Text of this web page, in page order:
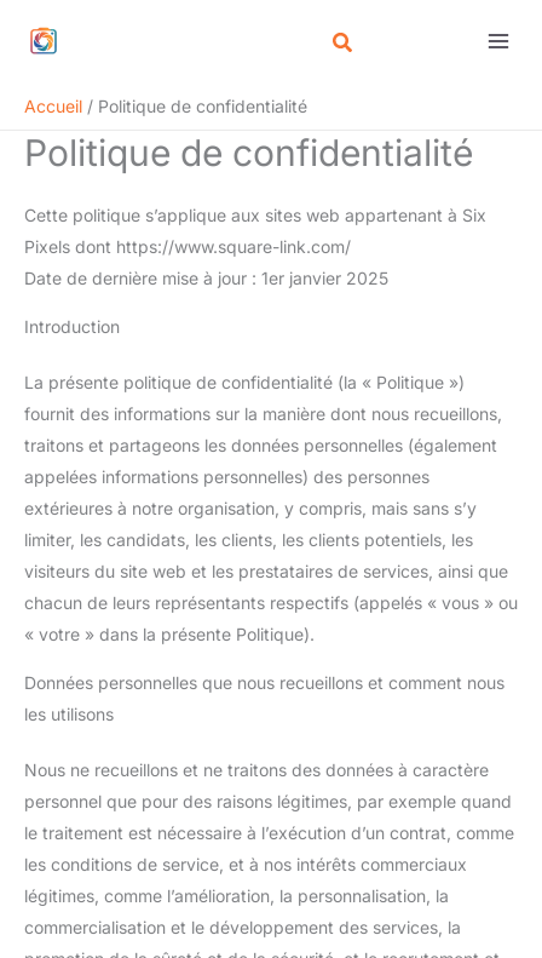
Accueil
Politique de confidentialité
Politique de confidentialité
Cette politique s’applique aux sites web appartenant à Six
Pixels dont https://www.square-link.com/
Date de dernière mise à jour : 1er janvier 2025
Introduction
La présente politique de confidentialité (la « Politique »)
fournit des informations sur la manière dont nous recueillons,
traitons et partageons les données personnelles (également
appelées informations personnelles) des personnes
extérieures à notre organisation, y compris, mais sans s’y
limiter, les candidats, les clients, les clients potentiels, les
visiteurs du site web et les prestataires de services, ainsi que
chacun de leurs représentants respectifs (appelés « vous » ou
« votre » dans la présente Politique).
Données personnelles que nous recueillons et comment nous
les utilisons
Nous ne recueillons et ne traitons des données à caractère
personnel que pour des raisons légitimes, par exemple quand
le traitement est nécessaire à l’exécution d’un contrat, comme
les conditions de service, et à nos intérêts commerciaux
légitimes, comme l’amélioration, la personnalisation, la
commercialisation et le développement des services, la